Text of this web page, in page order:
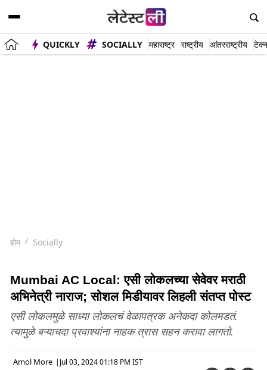
QUICKLY SOCIALLY महाराष्ट्र राष्ट्रीय आंतरराष्ट्रीय
होम Socially
Mumbai AC Local: एसी लोकलच्या सेवेवर मराठी
अभिनेत्री नाराज; सोशल मिडीयावर लिहली संतप्त पोस्ट
एसी लोकलमुळे साध्या लोकलचं वेळापत्रक अनेकदा कोलमडतं.
त्यामुळे बऱ्याचदा प्रवाश्यांना नाहक त्रास सहन करावा लागतो.
Amol More | Jul 03, 2024 01:18 PM IST